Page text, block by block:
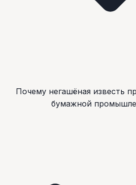
Почему негашёная известь
бумажной